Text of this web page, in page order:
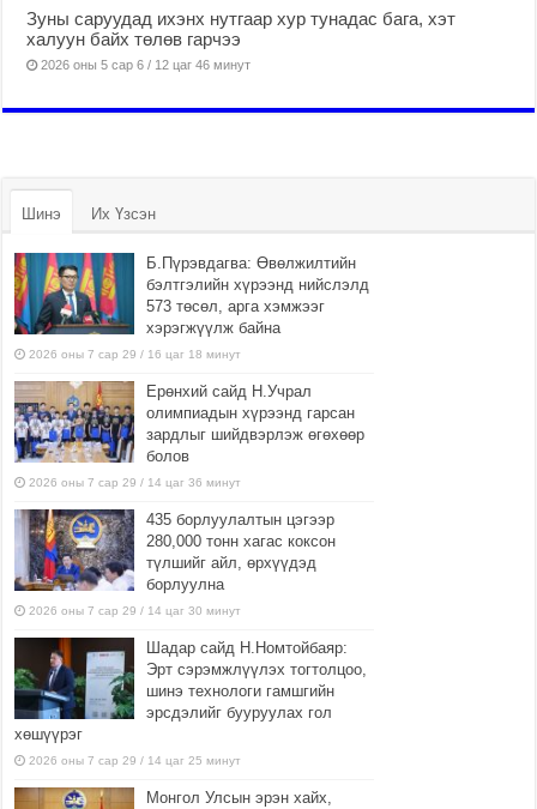
Зуны саруудад ихэнх нутгаар хур тунадас бага, хэт
халуун байх төлөв гарчээ
2026 оны 5 сар 6 / 12 цаг 46 минут
Шинэ Их Үзсэн
Б.Пүрэвдагва: Өвөлжилтийн
бэлтгэлийн хүрээнд нийслэлд
573 төсөл, арга хэмжээг
хэрэгжүүлж байна
2026 оны 7 сар 29 / 16 цаг 18 минут
Ерөнхий сайд Н.Учрал
олимпиадын хүрээнд гарсан
зардлыг шийдвэрлэж өгөхөөр
болов
2026 оны 7 сар 29 / 14 цаг 36 минут
435 борлуулалтын цэгээр
280,000 тонн хагас коксон
түлшийг айл, өрхүүдэд
борлуулна
2026 оны 7 сар 29 / 14 цаг 30 минут
Шадар сайд Н.Номтойбаяр:
Эрт сэрэмжлүүлэх тогтолцоо,
шинэ технологи гамшгийн
эрсдэлийг бууруулах гол
хөшүүрэг
2026 оны 7 сар 29 / 14 цаг 25 минут
Монгол Улсын эрэн хайх,